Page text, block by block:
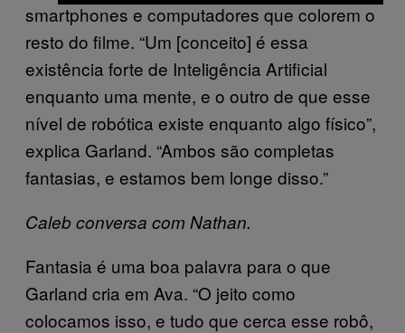
smartphones e computadores que colorem o
resto do filme. “Um [conceito] é essa
existência forte de Inteligência Artificial
enquanto uma mente, e o outro de que esse
nível de robótica existe enquanto algo físico”,
explica Garland. “Ambos são completas
fantasias, e estamos bem longe disso.”
Caleb conversa com Nathan.
Fantasia é uma boa palavra para o que
Garland cria em Ava. “O jeito como
colocamos isso, e tudo que cerca esse robô,